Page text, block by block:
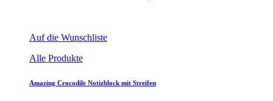
Auf die Wunschliste
Alle Produkte
Amazing Crocodile Notizblock mit Streifen